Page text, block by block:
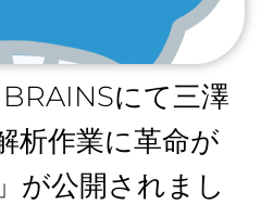
にて三澤
析作業に革命が
が公開されまし